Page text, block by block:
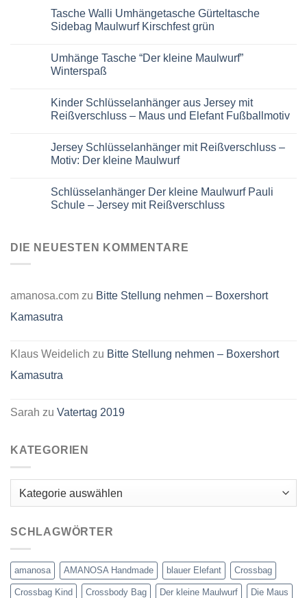
Tasche Walli Umhängetasche Gürteltasche
Sidebag Maulwurf Kirschfest grün
zu
Tasche
Walli
Sidebag
Maulwurf
Kirschfest
Umhänge Tasche “Der kleine Maulwurf”
Winterspaß
zu
Umhänge
Tasche
Maulwurf”
Winterspaß
Kinder Schlüsselanhänger aus Jersey mit
Reißverschluss – Maus und Elefant Fußballmotiv
zu
Kinder
Schlüsselanhänger
mit
Reißverschluss
–
Fußballmotiv
Jersey Schlüsselanhänger mit Reißverschluss –
Motiv: Der kleine Maulwurf
zu
Jersey
Schlüsselanhänger
Motiv:
Der
Schlüsselanhänger Der kleine Maulwurf Pauli
Schule – Jersey mit Reißverschluss
Schlüsselanhänger
Der
–
mit
DIE NEUESTEN KOMMENTARE
amanosa.com zu Bitte Stellung nehmen – Boxershort
Kamasutra
Klaus Weidelich zu Bitte Stellung nehmen – Boxershort
Kamasutra
Sarah zu Vatertag 2019
KATEGORIEN
SCHLAGWÖRTER
amanosa AMANOSA Handmade blauer Elefant Crossbag
Crossbag Kind Crossbody Bag Der kleine Maulwurf Die Maus